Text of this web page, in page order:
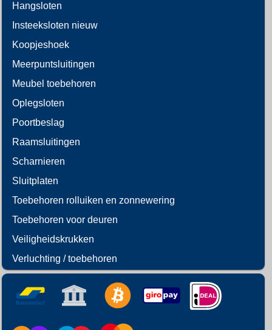
Hangsloten
Insteeksloten nieuw
Koopjeshoek
Meerpuntsluitingen
Meubel toebehoren
Oplegsloten
Poortbeslag
Raamsluitingen
Scharnieren
Sluitplaten
Toebehoren rolluiken en zonnewering
Toebehoren voor deuren
Veiligheidskrukken
Verluchting / toebehoren